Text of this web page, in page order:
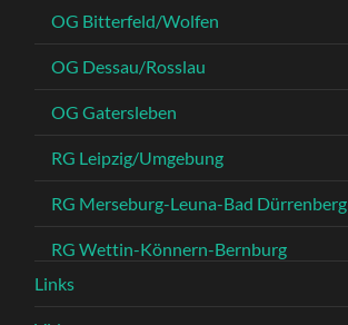
OG Bitterfeld/Wolfen
OG Dessau/Rosslau
OG Gatersleben
RG Leipzig/Umgebung
RG Merseburg-Leuna-Bad Dürrenberg
RG Wettin-Könnern-Bernburg
Links